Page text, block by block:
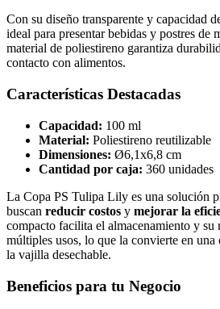
Con su diseño transparente y capacidad
ideal para presentar bebidas y postres de
material de poliestireno garantiza
contacto con alimentos.
Características Destacadas
Capacidad: 100 ml
Material: Poliestireno reutilizable
Dimensiones: Ø6,1x6,8 cm
Cantidad por caja: 360 unidades
La Copa PS Tulipa Lily es una solución
buscan reducir costos y mejorar la
compacto facilita el almacenamiento y su
múltiples usos, lo que la convierte en una
la vajilla desechable.
Beneficios para tu Negocio